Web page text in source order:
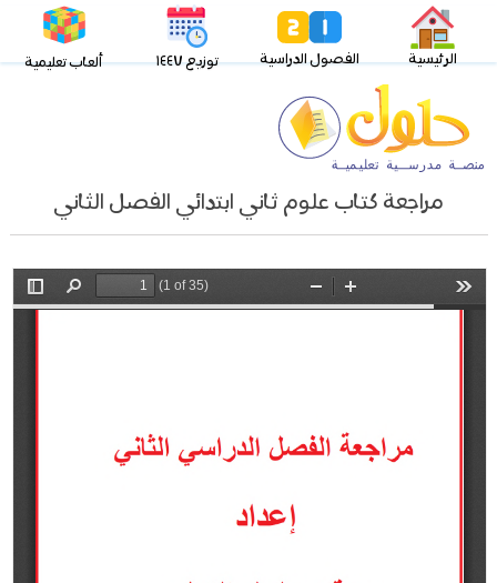
الرئيسية الفصول الدراسية توزيع ١٤٤٧ ألعاب تعليمية
مراجعة كتاب علوم ثاني ابتدائي الفصل الثاني